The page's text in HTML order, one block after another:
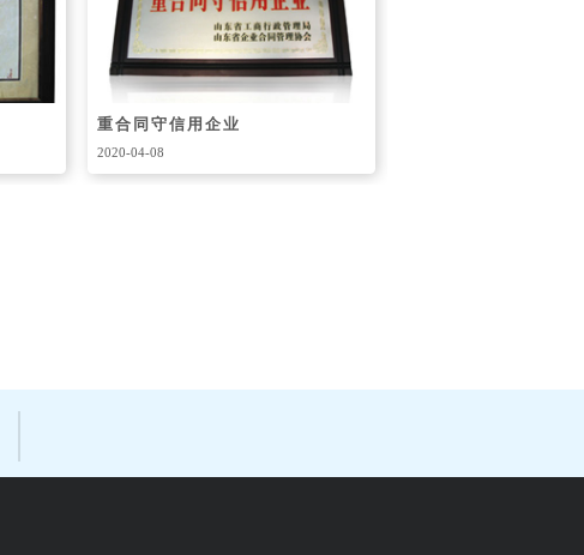
山东省消费者满意单位
2020-04-08